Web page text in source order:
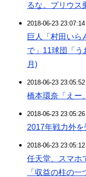
るな。プリウス
2018-06-23
巨人「村田いら
で」11球団「う
月)
2018-06-23
橋本環奈「えー
2018-06-23
2017年戦力外
2018-06-23
任天堂、スマ
「収益の柱の一